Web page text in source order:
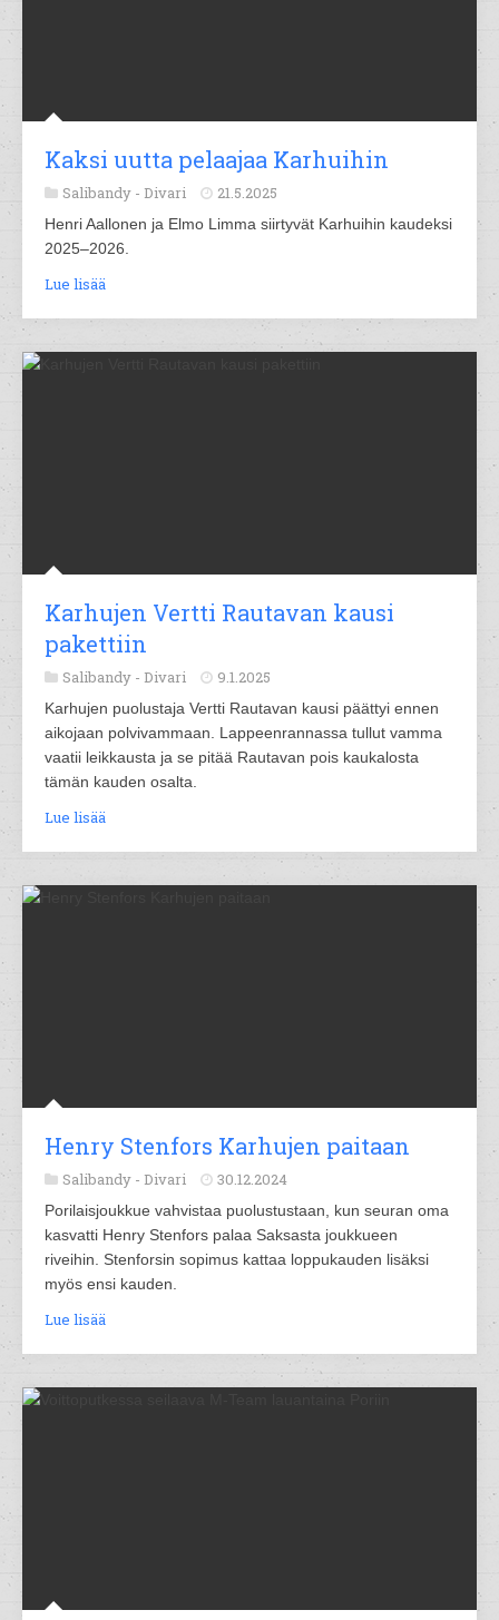
Kaksi uutta pelaajaa Karhuihin
Salibandy - Divari 21.5.2025
Henri Aallonen ja Elmo Limma siirtyvät Karhuihin kaudeksi
2025–2026.
Lue lisää
Karhujen Vertti Rautavan kausi
pakettiin
Salibandy - Divari 9.1.2025
Karhujen puolustaja Vertti Rautavan kausi päättyi ennen
aikojaan polvivammaan. Lappeenrannassa tullut vamma
vaatii leikkausta ja se pitää Rautavan pois kaukalosta
tämän kauden osalta.
Lue lisää
Henry Stenfors Karhujen paitaan
Salibandy - Divari 30.12.2024
Porilaisjoukkue vahvistaa puolustustaan, kun seuran oma
kasvatti Henry Stenfors palaa Saksasta joukkueen
riveihin. Stenforsin sopimus kattaa loppukauden lisäksi
myös ensi kauden.
Lue lisää